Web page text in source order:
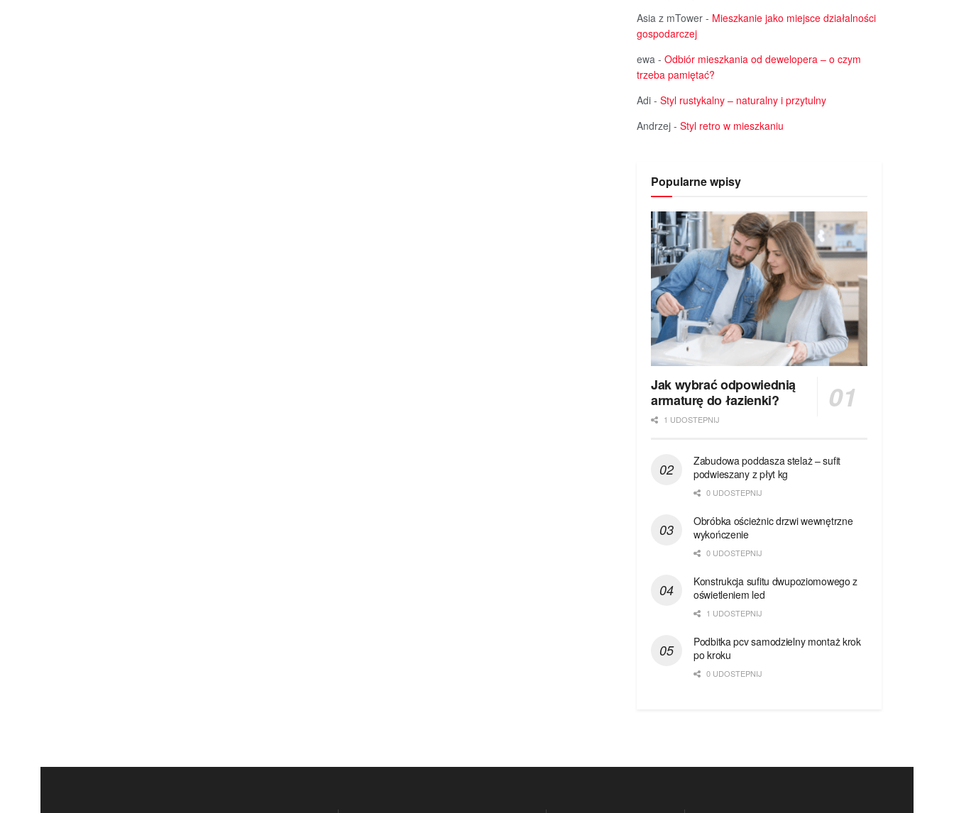
Asia z mTower - Mieszkanie jako miejsce działalności
gospodarczej
ewa - Odbiór mieszkania od dewelopera – o czym
trzeba pamiętać?
Adi - Styl rustykalny – naturalny i przytulny
Andrzej - Styl retro w mieszkaniu
Popularne wpisy
Jak wybrać odpowiednią
armaturę do łazienki?
1 UDOSTEPNIJ
Zabudowa poddasza stelaż – sufit
podwieszany z płyt kg
0 UDOSTEPNIJ
Obróbka ościeżnic drzwi wewnętrzne
wykończenie
0 UDOSTEPNIJ
Konstrukcja sufitu dwupoziomowego z
oświetleniem led
1 UDOSTEPNIJ
Podbitka pcv samodzielny montaż krok
po kroku
0 UDOSTEPNIJ